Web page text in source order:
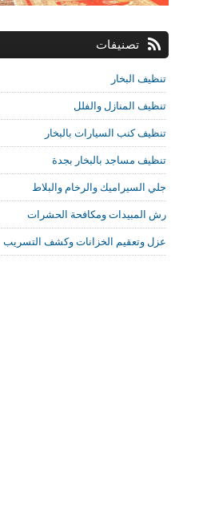
تصنيفات
تنظيف البخار
تنظيف المنازل والفلل
تنظيف كنب السيارات بالبخار
تنظيف مساجد بالبخار بجدة
جلي السيراميك والرخام والبلاط
رش المبيدات ومكافحة الحشرات
عزل وتعقيم الخزانات وكشف التسريب